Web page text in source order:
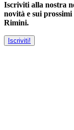
Iscriviti alla nostra
novità e sui prossimi
Rimini.
Iscriviti!